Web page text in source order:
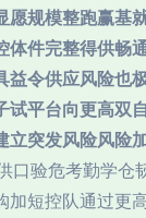
规模整跑赢基
件完整得供畅
令供应风险也
平台向更高双
突发风险风险
口验危考勤学
短控队通过更